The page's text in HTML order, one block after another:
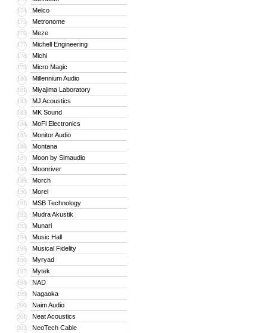
174 Melco
175 Metronome
176 Meze
177 Michell Engineering
178 Michi
179 Micro Magic
180 Millennium Audio
181 Miyajima Laboratory
182 MJ Acoustics
183 MK Sound
184 MoFi Electronics
185 Monitor Audio
186 Montana
187 Moon by Simaudio
188 Moonriver
189 Morch
190 Morel
191 MSB Technology
192 Mudra Akustik
193 Munari
194 Music Hall
195 Musical Fidelity
196 Myryad
197 Mytek
198 NAD
199 Nagaoka
200 Naim Audio
201 Neat Acoustics
202 NeoTech Cable